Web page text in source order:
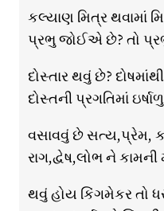
કલ્યાણ મિત્ર થવામાં
પ્રભુ જોઈએ છે? તો
દોસ્તાર થવું છે?
દોસ્તની પ્રગતિમાં
વસાવવું છે સત્ય,પ્રેમ,
રાગ,દ્વેષ,લોભ ને
થવું હોય કિંગમેકર તો